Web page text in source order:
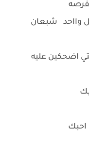
وااحد شبعان
اضحكين عليه